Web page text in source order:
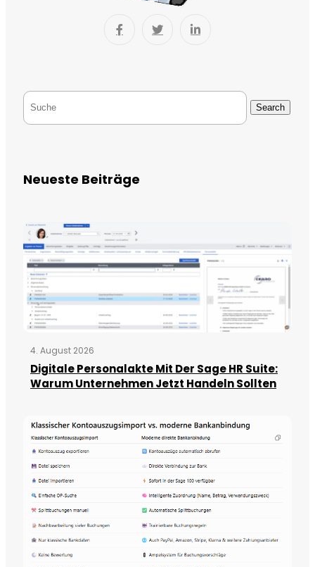
Search
Neueste Beiträge
4. August 2026
Digitale Personalakte Mit Der Sage HR Suite:
Warum Unternehmen Jetzt Handeln Sollten